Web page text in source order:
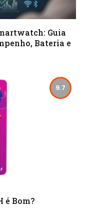
Guia
Bateria e
9.7
é Bom?